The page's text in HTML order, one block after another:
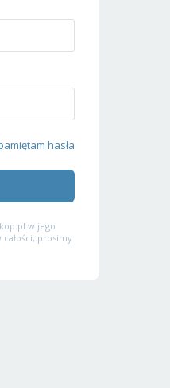
hasła
w jego
prosimy